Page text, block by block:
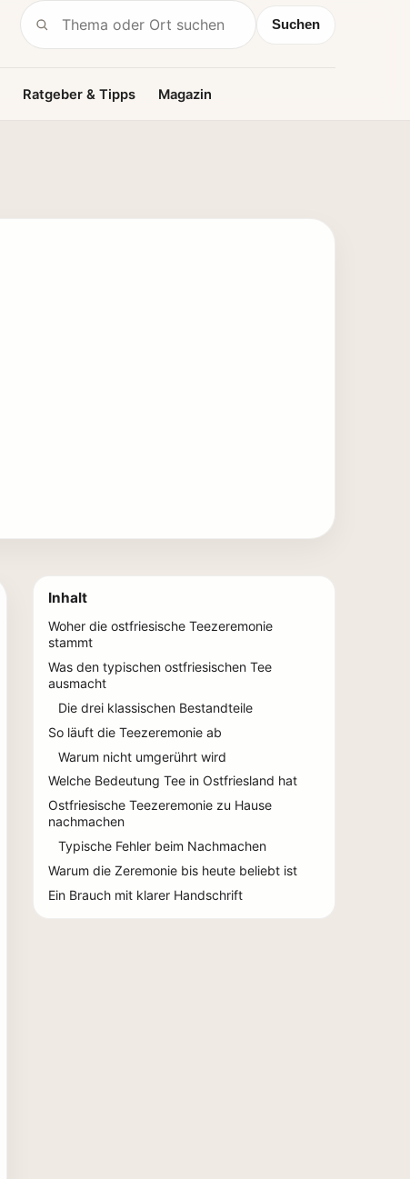
Suche nach:
Suchen
Ratgeber & Tipps Magazin
Inhalt
Woher die ostfriesische Teezeremonie
stammt
Was den typischen ostfriesischen Tee
ausmacht
Die drei klassischen Bestandteile
So läuft die Teezeremonie ab
Warum nicht umgerührt wird
Welche Bedeutung Tee in Ostfriesland hat
Ostfriesische Teezeremonie zu Hause
nachmachen
Typische Fehler beim Nachmachen
Warum die Zeremonie bis heute beliebt ist
Ein Brauch mit klarer Handschrift